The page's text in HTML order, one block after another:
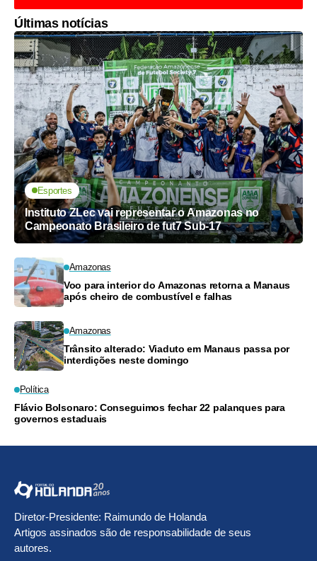
Últimas notícias
Esportes
Instituto ZLec vai representar o Amazonas no
Campeonato Brasileiro de fut7 Sub-17
Amazonas
Voo para interior do Amazonas retorna a Manaus
após cheiro de combustível e falhas
Amazonas
Trânsito alterado: Viaduto em Manaus passa por
interdições neste domingo
Política
Flávio Bolsonaro: Conseguimos fechar 22 palanques para
governos estaduais
Diretor-Presidente: Raimundo de Holanda
Artigos assinados são de responsabilidade de seus
autores.